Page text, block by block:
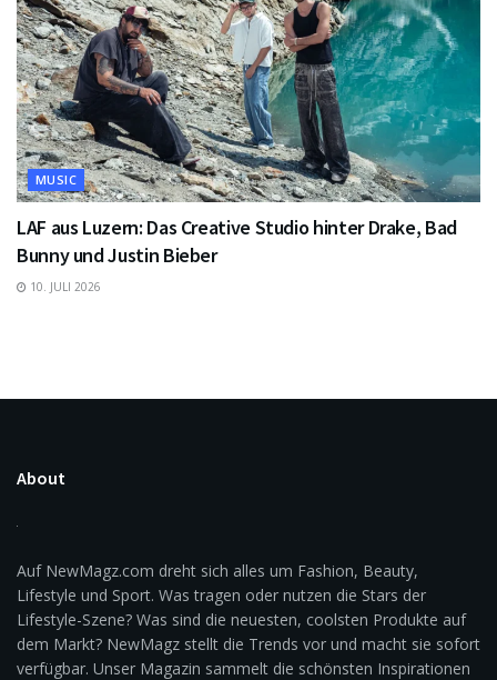
MUSIC
LAF aus Luzern: Das Creative Studio hinter Drake, Bad
Bunny und Justin Bieber
10. JULI 2026
About
Auf NewMagz.com dreht sich alles um Fashion, Beauty,
Lifestyle und Sport. Was tragen oder nutzen die Stars der
Lifestyle-Szene? Was sind die neuesten, coolsten Produkte auf
dem Markt? NewMagz stellt die Trends vor und macht sie sofort
verfügbar. Unser Magazin sammelt die schönsten Inspirationen